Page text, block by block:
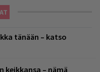
tänään – katso
keikkansa – nämä